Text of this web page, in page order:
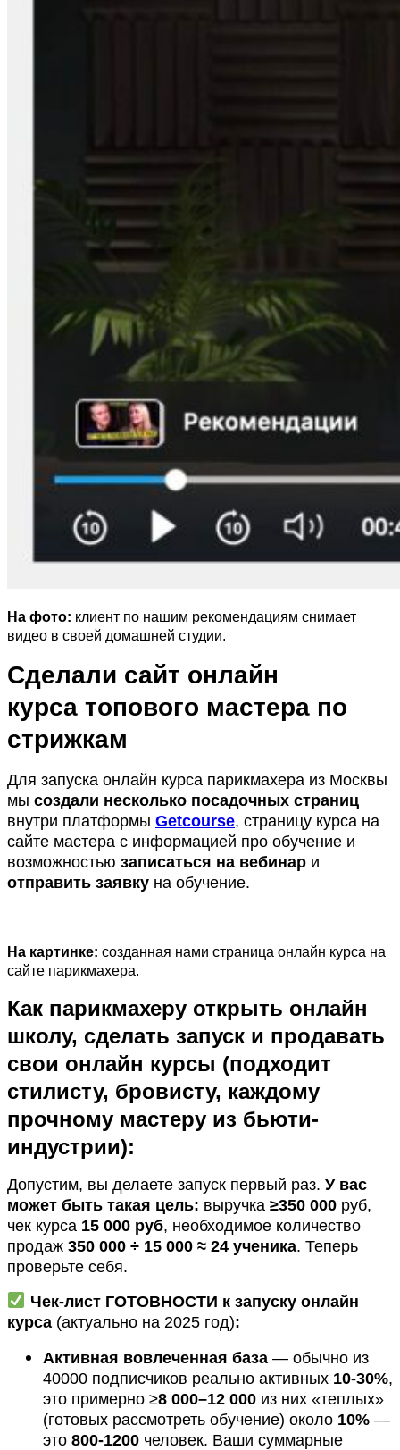
На фото: клиент по нашим рекомендациям снимает
видео в своей домашней студии.
Сделали сайт онлайн
курса топового мастера по
стрижкам
Для запуска онлайн курса парикмахера из Москвы
мы создали несколько посадочных страниц
внутри платформы Getcourse, страницу курса на
сайте мастера с информацией про обучение и
возможностью записаться на вебинар и
отправить заявку на обучение.
На картинке: созданная нами страница онлайн курса на
сайте парикмахера.
Как парикмахеру открыть онлайн
школу, сделать запуск и продавать
свои онлайн курсы (подходит
стилисту, бровисту, каждому
прочному мастеру из бьюти-
индустрии):
Допустим, вы делаете запуск первый раз. У вас
может быть такая цель: выручка ≥350 000 руб,
чек курса 15 000 руб, необходимое количество
продаж 350 000 ÷ 15 000 ≈ 24 ученика. Теперь
проверьте себя.
Чек-лист ГОТОВНОСТИ к запуску онлайн
курса (актуально на 2025 год):
Активная вовлеченная база — обычно из
40000 подписчиков реально активных 10-30%,
это примерно ≥8 000–12 000 из них «теплых»
(готовых рассмотреть обучение) около 10% —
это 800-1200 человек. Ваши суммарные